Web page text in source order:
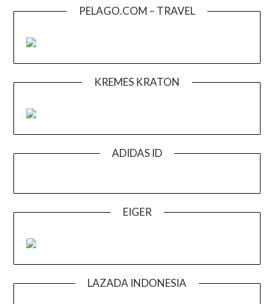
PELAGO.COM – TRAVEL
KREMES KRATON
ADIDAS ID
EIGER
LAZADA INDONESIA